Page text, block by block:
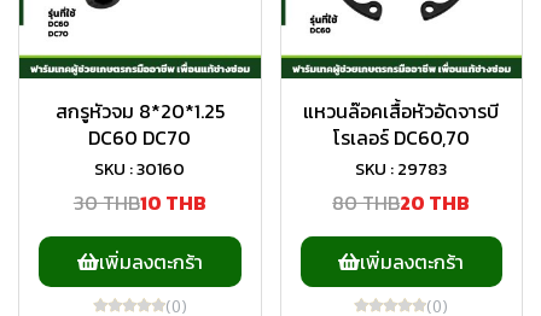
สกรูหัวจม 8*20*1.25
DC60 DC70
SKU : 30160
30 THB10 THB
เพิ่มลงตะกร้า
(0)
แหวนล๊อคเสื้อหัวอัดจารบี
โรเลอร์ DC60,70
SKU : 29783
80 THB20 THB
เพิ่มลงตะกร้า
(0)